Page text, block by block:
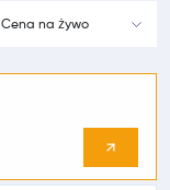
Cena na żywo